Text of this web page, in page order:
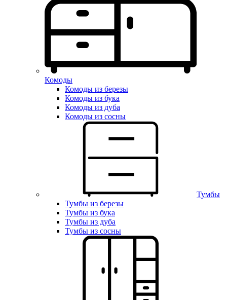
Комоды
Комоды из березы
Комоды из бука
Комоды из дуба
Комоды из сосны
Тумбы
Тумбы из березы
Тумбы из бука
Тумбы из дуба
Тумбы из сосны